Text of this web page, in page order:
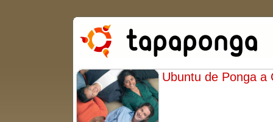
Ubuntu de Ponga